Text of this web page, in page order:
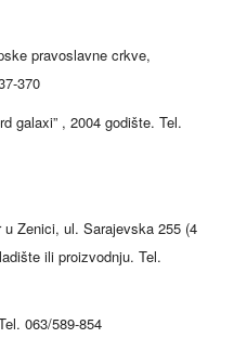
pravoslavne crkve,
370
galaxi” , 2004 godište. Tel.
Zenici, ul. Sarajevska 255 (4
ili proizvodnju. Tel.
063/589-854